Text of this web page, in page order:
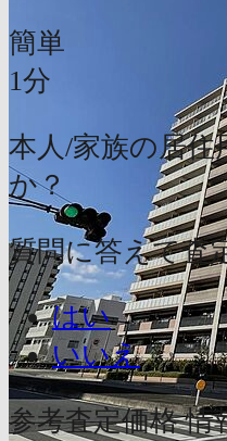
簡単
1分
本人/家族の居
か？
質問に答えて査
はい
いいえ
参考査定価格 情